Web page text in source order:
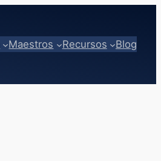
Maestros Recursos Blog